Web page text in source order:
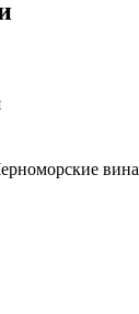
вина